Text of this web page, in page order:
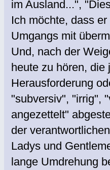
im Ausland...",
Ich möchte, dass
Umgangs mit
Und, nach der
heute zu hören, die
Herausforderung
"subversiv", "irrig",
angezettelt"
der
Ladys und
lange Umdrehung